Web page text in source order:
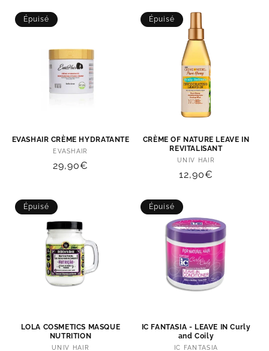
Épuisé
EVASHAIR CRÈME HYDRATANTE
Distributeur :
EVASHAIR
Prix
29,90€
Épuisé
CRÈME OF NATURE LEAVE IN
REVITALISANT
Distributeur :
UNIV HAIR
Prix
12,90€
Épuisé
LOLA COSMETICS MASQUE
NUTRITION
UNIV HAIR
Épuisé
IC FANTASIA - LEAVE IN Curly
and Coily
IC FANTASIA